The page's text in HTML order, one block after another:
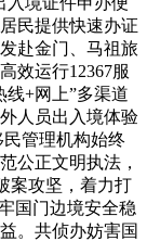
民提供快速办证
赴金门、马祖旅
效运行12367服
+网上”多渠道
人员出入境体验
管理机构始终
公正文明执法，
案攻坚，着力打
国门边境安全稳
。共侦办妨害国